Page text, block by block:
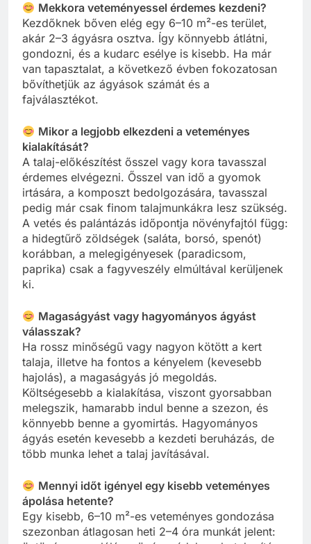
Mekkora veteményessel érdemes kezdeni?
Kezdőknek bőven elég egy 6–10 m²-es terület,
akár 2–3 ágyásra osztva. Így könnyebb átlátni,
gondozni, és a kudarc esélye is kisebb. Ha már
van tapasztalat, a következő évben fokozatosan
bővíthetjük az ágyások számát és a
fajválasztékot.
Mikor a legjobb elkezdeni a veteményes
kialakítását?
A talaj-előkészítést ősszel vagy kora tavasszal
érdemes elvégezni. Ősszel van idő a gyomok
irtására, a komposzt bedolgozására, tavasszal
pedig már csak finom talajmunkákra lesz szükség.
A vetés és palántázás időpontja növényfajtól függ:
a hidegtűrő zöldségek (saláta, borsó, spenót)
korábban, a melegigényesek (paradicsom,
paprika) csak a fagyveszély elmúltával kerüljenek
ki.
Magaságyást vagy hagyományos ágyást
válasszak?
Ha rossz minőségű vagy nagyon kötött a kert
talaja, illetve ha fontos a kényelem (kevesebb
hajolás), a magaságyás jó megoldás.
Költségesebb a kialakítása, viszont gyorsabban
melegszik, hamarabb indul benne a szezon, és
könnyebb benne a gyomirtás. Hagyományos
ágyás esetén kevesebb a kezdeti beruházás, de
több munka lehet a talaj javításával.
Mennyi időt igényel egy kisebb veteményes
ápolása hetente?
Egy kisebb, 6–10 m²-es veteményes gondozása
szezonban átlagosan heti 2–4 óra munkát jelent: